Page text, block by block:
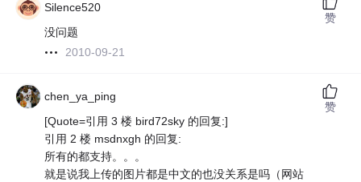
Silence520
没问题
2010-09-21
赞
chen_ya_ping
[Quote=引用 3 楼 bird72sky 的回复:]
引用 2 楼 msdnxgh 的回复:
所有的都支持。。。
就是说我上传的图片都是中文的也没关系是吗（网站
赞